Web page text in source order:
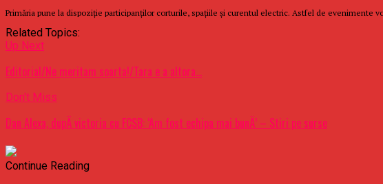
Primăria pune la dispoziţie participanților corturile, spaţiile şi curentul electric. Astfel de evenimente
Related Topics:
Up Next
Editorial/Ne meritam soarta!/Tara e a altora…
Don't Miss
Dan Alexa, dupÄ victoria cu FCSB: ‘Am fost echipa mai bunÄ’ – Stiri pe surse
Continue Reading